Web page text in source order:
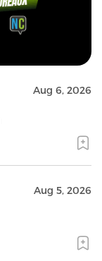
Aug 6, 2026
Aug 5, 2026